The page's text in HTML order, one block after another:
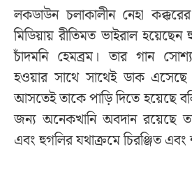
লকডাউন চলাকালীন নেহা
মিডিয়ায় রীতিমত ভাইরাল হয়েছেন
চাঁদমনি হেমব্রম। তার গান
হওয়ার সাথে সাথেই ডাক
আসতেই তাকে পাড়ি দিতে হয়েছে
জন্য অনেকখানি অবদান রয়েছে
এবং হুগলির যথাক্রমে চিরঞ্জিত এবং